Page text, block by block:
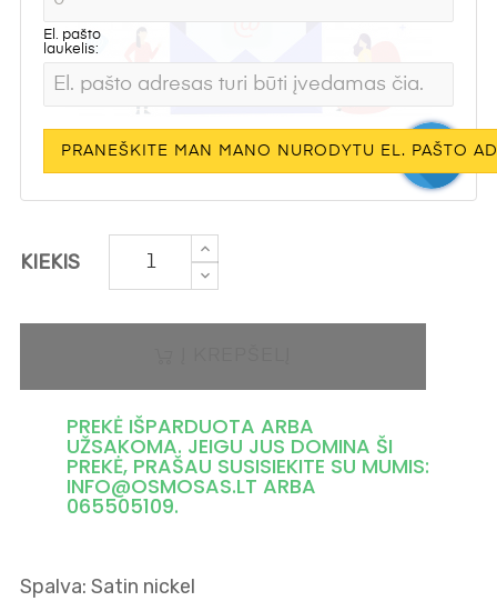
El. pašto
laukelis:
PRANEŠKITE MAN MANO NURODYTU EL. PAŠTO
KIEKIS
PREKĖ IŠPARDUOTA ARBA
UŽSAKOMA. JEIGU JUS DOMINA ŠI
PREKĖ, PRAŠAU SUSISIEKITE SU MUMIS:
INFO@OSMOSAS.LT ARBA
065505109.
Spalva: Satin nickel